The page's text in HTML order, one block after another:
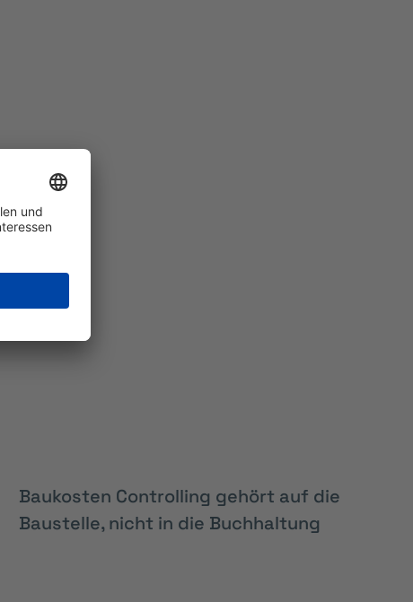
Baukosten Controlling gehört auf die
Baustelle, nicht in die Buchhaltung